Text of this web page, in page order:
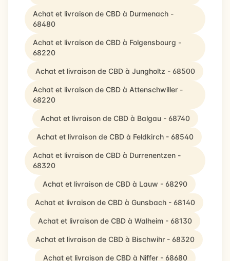
Achat et livraison de CBD à Durmenach -
68480
Achat et livraison de CBD à Folgensbourg -
68220
Achat et livraison de CBD à Jungholtz - 68500
Achat et livraison de CBD à Attenschwiller -
68220
Achat et livraison de CBD à Balgau - 68740
Achat et livraison de CBD à Feldkirch - 68540
Achat et livraison de CBD à Durrenentzen -
68320
Achat et livraison de CBD à Lauw - 68290
Achat et livraison de CBD à Gunsbach - 68140
Achat et livraison de CBD à Walheim - 68130
Achat et livraison de CBD à Bischwihr - 68320
Achat et livraison de CBD à Niffer - 68680